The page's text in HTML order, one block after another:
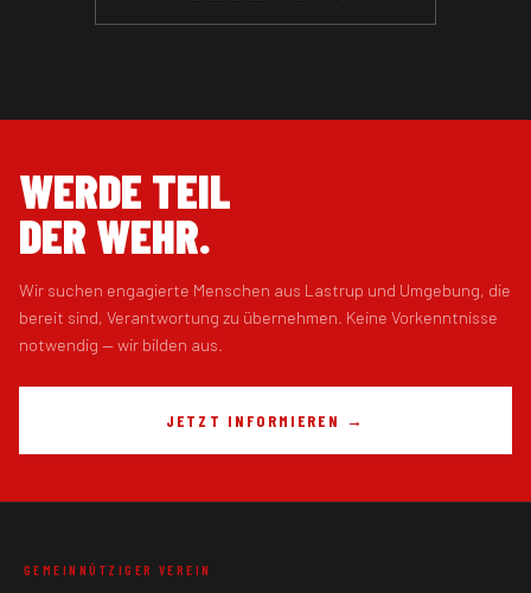
WERDE TEIL
DER WEHR.
Wir suchen engagierte Menschen aus Lastrup und Umgebung, die
bereit sind, Verantwortung zu übernehmen. Keine Vorkenntnisse
notwendig — wir bilden aus.
JETZT INFORMIEREN →
GEMEINNÜTZIGER VEREIN